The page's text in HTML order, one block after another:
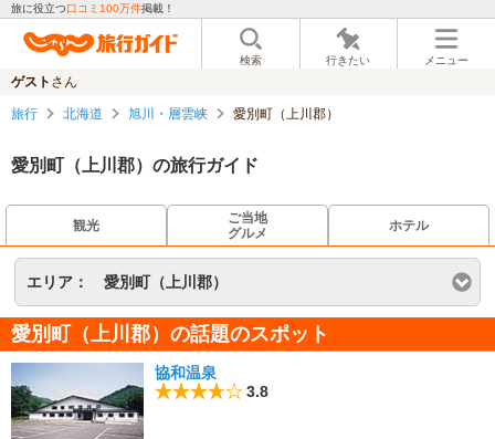
旅に役立つ口コミ100万件掲載！
検索 行きたい メニュー
ゲスト さん
旅行 北海道 旭川・層雲峡 愛別町（上川郡）
愛別町（上川郡）の旅行ガイド
観光
ご当地
グルメ
ホテル
エリア： 愛別町（上川郡）
愛別町（上川郡）の話題のスポット
協和温泉
3.8